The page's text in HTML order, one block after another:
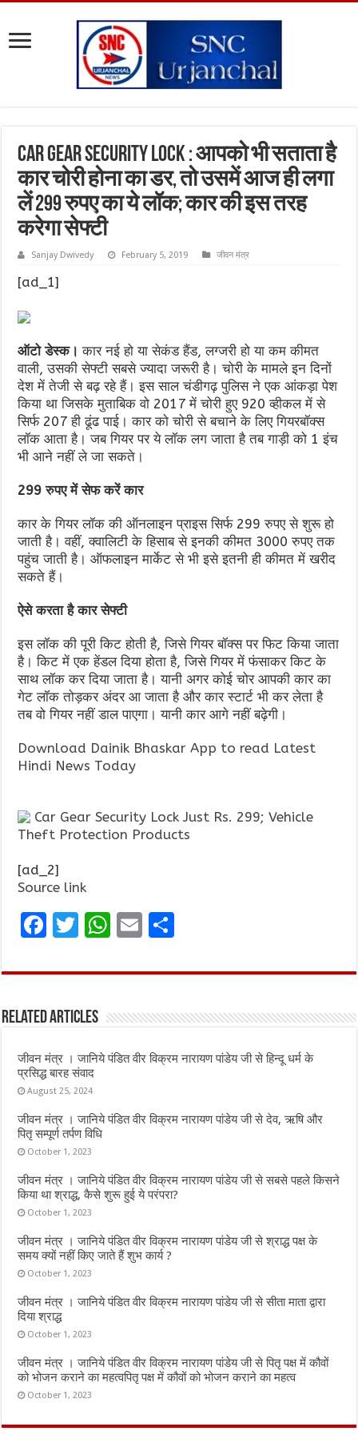
Car Gear Security Lock : आपको भी सताता है
कार चोरी होना का डर, तो उसमें आज ही लगा
लें 299 रुपए का ये लॉक; कार की इस तरह
करेगा सेफ्टी
Sanjay Dwivedy February 5, 2019 जीवन मंत्र
[ad_1]
ऑटो डेस्क।कार नई हो या सेकंड हैंड, लग्जरी हो या कम कीमत
वाली, उसकी सेफ्टी सबसे ज्यादा जरूरी है। चोरी के मामले इन दिनों
देश में तेजी से बढ़ रहे हैं। इस साल चंडीगढ़पुलिसने एक आंकड़ा पेश
किया था जिसके मुताबिक वो 2017 में चोरी हुए 920 व्हीकल में से
सिर्फ 207 ही ढूंढ पाई। कार को चोरी से बचाने के लिए गियरबॉक्स
लॉक आता है। जब गियर पर ये लॉक लग जाता है तब गाड़ी को 1 इंच
भी आने नहीं ले जा सकते।
299 रुपए में सेफ करें कार
कार के गियर लॉक की ऑनलाइन प्राइस सिर्फ 299 रुपए से शुरू हो
जाती है। वहीं, क्वालिटी के हिसाब से इनकी कीमत 3000 रुपए तक
पहुंच जाती है। ऑफलाइन मार्केट से भी इसे इतनी ही कीमत में खरीद
सकते हैं।
ऐसे करता है कार सेफ्टी
इस लॉक की पूरी किट होती है, जिसे गियर बॉक्स पर फिट किया जाता
है। किट में एक हेंडल दिया होता है, जिसे गियर में फंसाकर किट के
साथ लॉक कर दिया जाता है। यानी अगर कोई चोर आपकी कार का
गेट लॉक तोड़कर अंदर आ जाता है और कार स्टार्ट भी कर लेता है
तब वो गियर नहीं डाल पाएगा। यानी कार आगे नहीं बढ़ेगी।
Download Dainik Bhaskar App to read Latest
Hindi News Today
Car Gear Security Lock Just Rs. 299; Vehicle
Theft Protection Products
[ad_2]
Source link
F
ce
o
o
k
T
it
r
W
at
A
p
E
ai ar
Related Articles
जीवन मंत्र । जानिये पंडित वीर विक्रम नारायण पांडेय जी से हिन्दू धर्म के
प्रसिद्ध बारह संवाद
August 25, 2024
जीवन मंत्र । जानिये पंडित वीर विक्रम नारायण पांडेय जी से देव, ऋषि और
पितृ सम्पूर्ण तर्पण विधि
October 1, 2023
जीवन मंत्र । जानिये पंडित वीर विक्रम नारायण पांडेय जी से सबसे पहले किसने
किया था श्राद्ध, कैसे शुरू हुई ये परंपरा?
October 1, 2023
जीवन मंत्र । जानिये पंडित वीर विक्रम नारायण पांडेय जी से श्राद्ध पक्ष के
समय क्यों नहीं किए जाते हैं शुभ कार्य ?
October 1, 2023
जीवन मंत्र । जानिये पंडित वीर विक्रम नारायण पांडेय जी से सीता माता द्वारा
दिया श्राद्ध
October 1, 2023
जीवन मंत्र । जानिये पंडित वीर विक्रम नारायण पांडेय जी से पितृ पक्ष में कौवों
को भोजन कराने का महत्वपितृ पक्ष में कौवों को भोजन कराने का महत्व
October 1, 2023